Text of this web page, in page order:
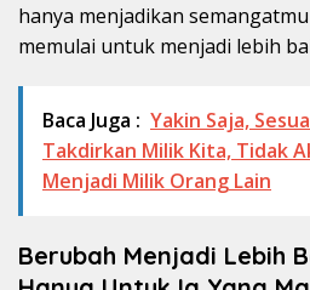
hanya menjadikan
memulai untuk menjadi lebih
Baca Juga : Yakin Saja,
Takdirkan Milik Kita, Tidak
Menjadi Milik Orang Lain
Berubah Menjadi Lebih